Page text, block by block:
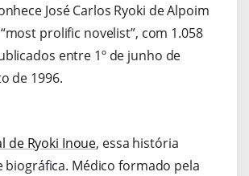
José Carlos Ryoki de Alpoim
prolific novelist”, com 1.058
entre 1º de junho de
de 1996.
de Ryoki Inoue, essa história
biográfica. Médico formado pela